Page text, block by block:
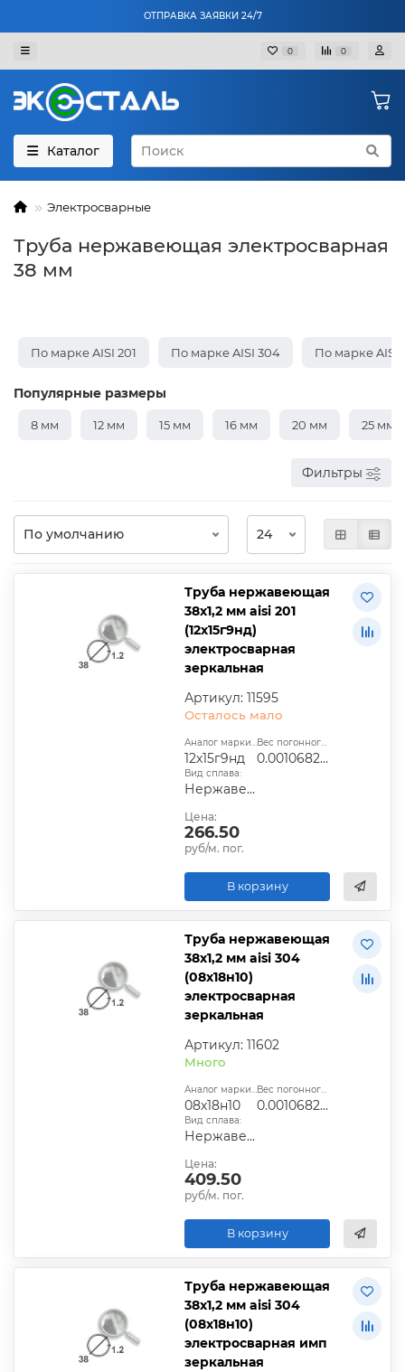
ОТПРАВКА ЗАЯВКИ 24/7
0 0
Каталог
Электросварные
Труба нержавеющая электросварная
38 мм
По марке AISI 201 По марке AISI 304 По марке AISI
Популярные размеры
8 мм 12 мм 15 мм 16 мм 20 мм 25 мм
Фильтры
Труба нержавеющая
38х1,2 мм aisi 201
(12х15г9нд)
электросварная
зеркальная
Артикул: 11595
Осталось мало
Аналог марки стали:
12х15г9нд
Вес погонного метра, т.:
0.0010682304
Вид сплава:
Нержавеющая сталь
Цена:
266.50
руб/м. пог.
В корзину
Труба нержавеющая
38х1,2 мм aisi 304
(08х18н10)
электросварная
зеркальная
Артикул: 11602
Много
Аналог марки стали:
08х18н10
Вес погонного метра, т.:
0.0010682304
Вид сплава:
Нержавеющая сталь
Цена:
409.50
руб/м. пог.
В корзину
Труба нержавеющая
38х1,2 мм aisi 304
(08х18н10)
электросварная имп
зеркальная